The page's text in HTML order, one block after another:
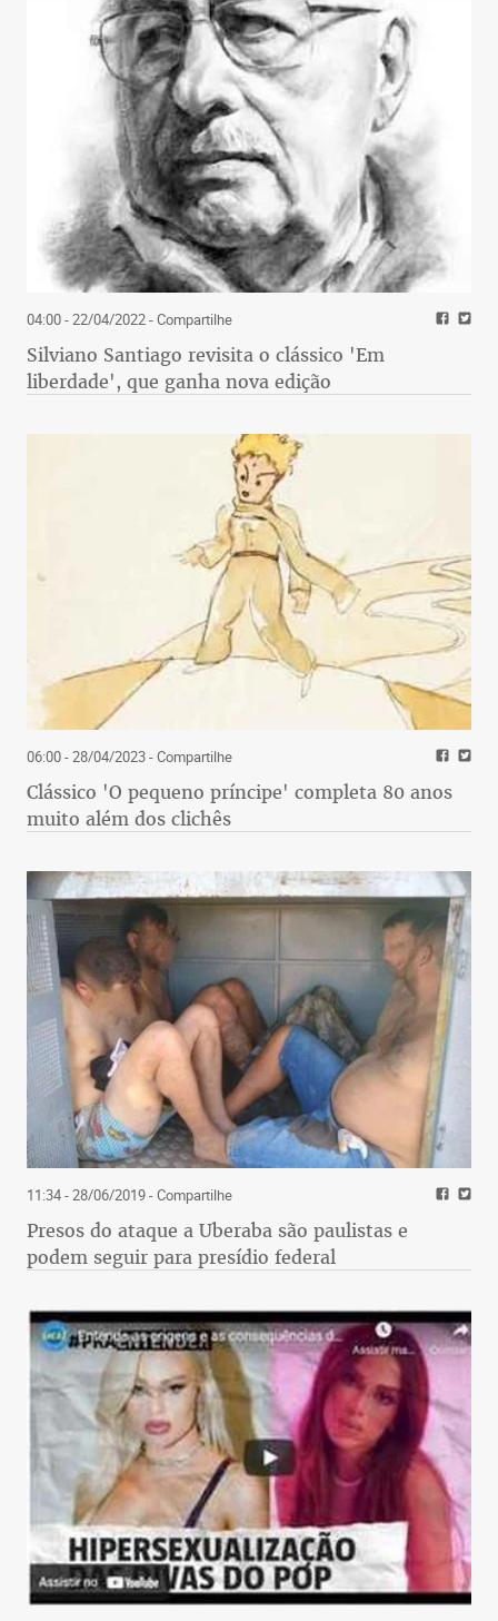
04:00 - 22/04/2022- Compartilhe
Silviano Santiago revisita o clássico 'Em
liberdade', que ganha nova edição
06:00 - 28/04/2023- Compartilhe
Clássico 'O pequeno príncipe' completa 80 anos
muito além dos clichês
11:34 - 28/06/2019- Compartilhe
Presos do ataque a Uberaba são paulistas e
podem seguir para presídio federal